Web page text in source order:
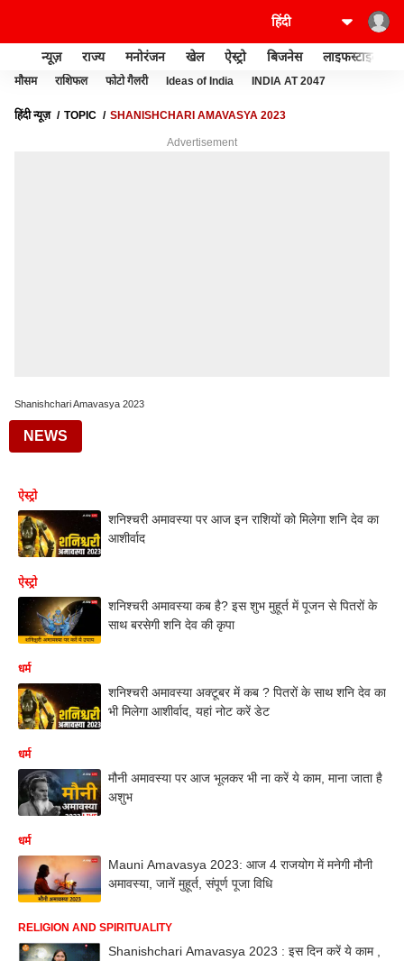
न्यूज़ राज्य मनोरंजन खेल ऐस्ट्रो बिजनेस लाइफस्टाइल
मौसम राशिफल फोटो गैलरी Ideas of India INDIA AT 2047
हिंदी न्यूज़ TOPIC SHANISHCHARI AMAVASYA 2023
Advertisement
Shanishchari Amavasya 2023
NEWS
ऐस्ट्रो
शनिश्चरी अमावस्या पर आज इन राशियों को मिलेगा शनि देव का
आशीर्वाद
ऐस्ट्रो
शनिश्चरी अमावस्या कब है? इस शुभ मुहूर्त में पूजन से पितरों के
साथ बरसेगी शनि देव की कृपा
धर्म
शनिश्चरी अमावस्या अक्टूबर में कब ? पितरों के साथ शनि देव का
भी मिलेगा आशीर्वाद, यहां नोट करें डेट
धर्म
मौनी अमावस्या पर आज भूलकर भी ना करें ये काम, माना जाता है
अशुभ
धर्म
Mauni Amavasya 2023: आज 4 राजयोग में मनेगी मौनी
अमावस्या, जानें मुहूर्त, संपूर्ण पूजा विधि
RELIGION AND SPIRITUALITY
Shanishchari Amavasya 2023 : इस दिन करें ये काम ,